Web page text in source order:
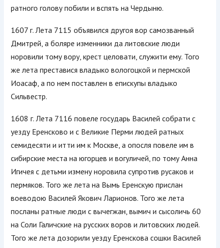
ратного голову побили и вспять на Чердыню.
1607 г. Лета 7115 объявился другоя вор самозванный
Дмитрей, а боляре изменники да литовские люди
норовили тому вору, крест целовати, служити ему. Того
же лета преставися владыко вологоцкой и пермской
Иоасаф, а по нем поставлен в епискупы владыко
Сильвестр.
1608 г. Лета 7116 повеле государь Василей собрати с
уезду Еренсково и с Великие Перми людей ратных
семидесяти и итти им к Москве, а опосля повеле им в
сибирские места на югорцев и вогуличей, по тому Анна
Игичея с детьми измену норовила супротив русаков и
пермяков. Того же лета на Вымь Еренскую прислан
воеводою Василей Якович Ларионов. Того же лета
посланы ратные люди с вычегжан, вымич и сысоличь 60
на Соли Галичские на русских воров и литовских людей.
Того же лета дозорили уезду Еренскова сошки Василей